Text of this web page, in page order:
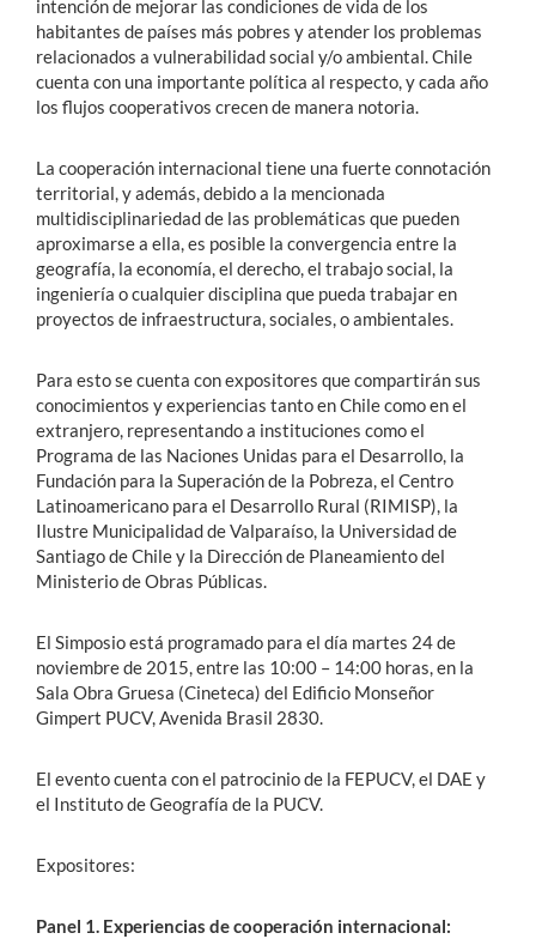
intención de mejorar las condiciones de vida de los
habitantes de países más pobres y atender los problemas
relacionados a vulnerabilidad social y/o ambiental. Chile
cuenta con una importante política al respecto, y cada año
los flujos cooperativos crecen de manera notoria.
La cooperación internacional tiene una fuerte connotación
territorial, y además, debido a la mencionada
multidisciplinariedad de las problemáticas que pueden
aproximarse a ella, es posible la convergencia entre la
geografía, la economía, el derecho, el trabajo social, la
ingeniería o cualquier disciplina que pueda trabajar en
proyectos de infraestructura, sociales, o ambientales.
Para esto se cuenta con expositores que compartirán sus
conocimientos y experiencias tanto en Chile como en el
extranjero, representando a instituciones como el
Programa de las Naciones Unidas para el Desarrollo, la
Fundación para la Superación de la Pobreza, el Centro
Latinoamericano para el Desarrollo Rural (RIMISP), la
Ilustre Municipalidad de Valparaíso, la Universidad de
Santiago de Chile y la Dirección de Planeamiento del
Ministerio de Obras Públicas.
El Simposio está programado para el día martes 24 de
noviembre de 2015, entre las 10:00 – 14:00 horas, en la
Sala Obra Gruesa (Cineteca) del Edificio Monseñor
Gimpert PUCV, Avenida Brasil 2830.
El evento cuenta con el patrocinio de la FEPUCV, el DAE y
el Instituto de Geografía de la PUCV.
Expositores:
Panel 1. Experiencias de cooperación internacional: